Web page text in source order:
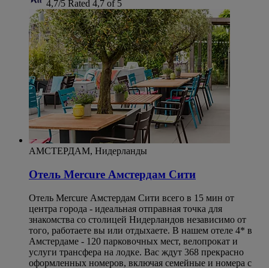
4,7/5 Rated 4,7 of 5
АМСТЕРДАМ, Нидерланды
Отель Mercure Амстердам Сити
Отель Mercure Амстердам Сити всего в 15 мин от
центра города - идеальная отправная точка для
знакомства со столицей Нидерландов независимо от
того, работаете вы или отдыхаете. В нашем отеле 4* в
Амстердаме - 120 парковочных мест, велопрокат и
услуги трансфера на лодке. Вас ждут 368 прекрасно
оформленных номеров, включая семейные и номера с